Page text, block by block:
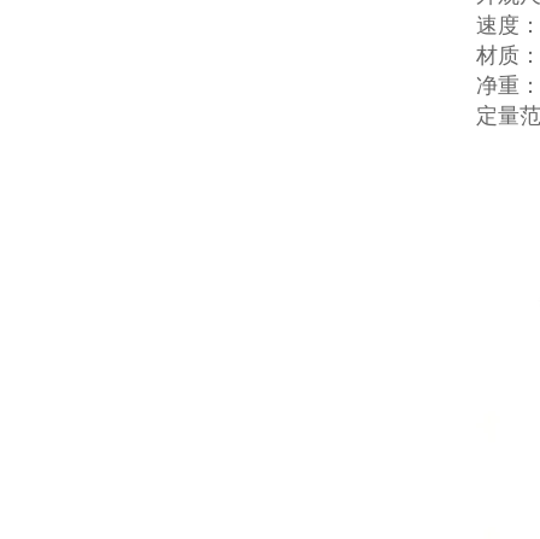
速度
材质
净重
定量